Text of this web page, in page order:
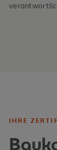
IHRE